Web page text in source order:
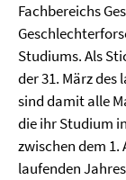
Fachbereichs
Studiums. Als
der 31. März
sind damit alle
die ihr Studium
zwischen dem 1.
laufenden